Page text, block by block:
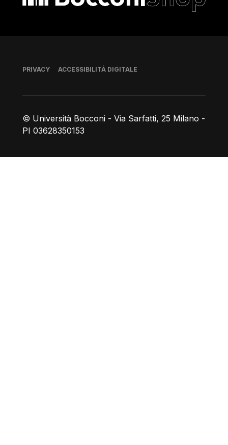
© Università Bocconi - Via Sarfatti, 25 Milano -
PI 03628350153
Piè di pagina
PRIVACY ACCESSIBILITÀ DIGITALE